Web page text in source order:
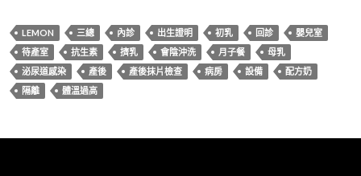
LEMON 三總 內診 出生證明 初乳 回診
嬰兒室
待產室
抗生素 擠乳 會陰沖洗 月子餐
母乳
泌尿道感染
產後 產後抹片檢查 病房 設備
配方奶
隔離
體溫過高